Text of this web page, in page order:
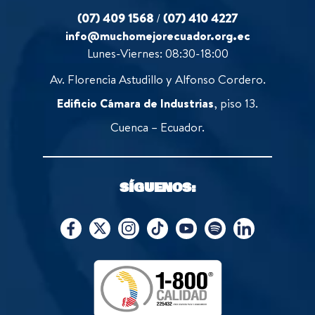
(07) 409 1568 /(07) 410 4227
info@muchomejorecuador.org.ec
Lunes-Viernes: 08:30-18:00
Av. Florencia Astudillo y Alfonso Cordero.
Edificio Cámara de Industrias, piso 13.
Cuenca – Ecuador.
SÍGUENOS: